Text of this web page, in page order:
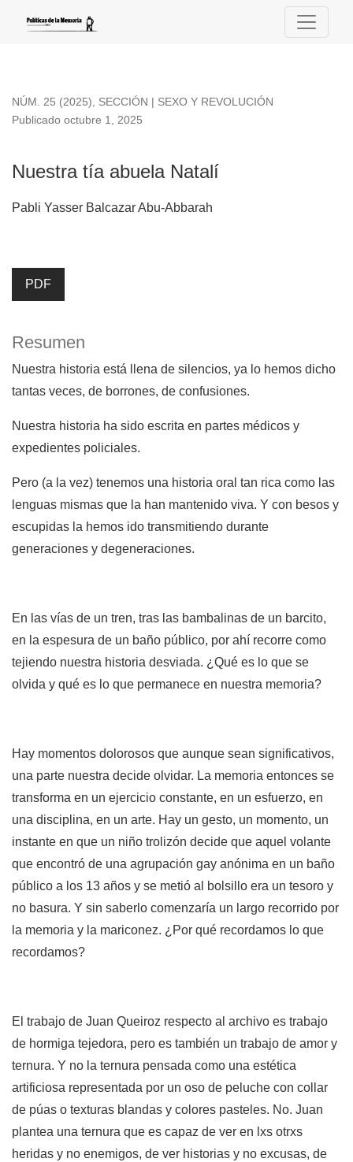
NÚM. 25 (2025), SECCIÓN | SEXO Y REVOLUCIÓN
Nuestra tía abuela Natalí
Publicado octubre 1, 2025
Pabli Yasser Balcazar Abu-Abbarah
PDF
Resumen
Nuestra historia está llena de silencios, ya lo hemos dicho
tantas veces, de borrones, de confusiones.
Nuestra historia ha sido escrita en partes médicos y
expedientes policiales.
Pero (a la vez) tenemos una historia oral tan rica como las
lenguas mismas que la han mantenido viva. Y con besos y
escupidas la hemos ido transmitiendo durante
generaciones y degeneraciones.
En las vías de un tren, tras las bambalinas de un barcito,
en la espesura de un baño público, por ahí recorre como
tejiendo nuestra historia desviada. ¿Qué es lo que se
olvida y qué es lo que permanece en nuestra memoria?
Hay momentos dolorosos que aunque sean significativos,
una parte nuestra decide olvidar. La memoria entonces se
transforma en un ejercicio constante, en un esfuerzo, en
una disciplina, en un arte. Hay un gesto, un momento, un
instante en que un niño trolizón decide que aquel volante
que encontró de una agrupación gay anónima en un baño
público a los 13 años y se metió al bolsillo era un tesoro y
no basura. Y sin saberlo comenzaría un largo recorrido por
la memoria y la mariconez. ¿Por qué recordamos lo que
recordamos?
El trabajo de Juan Queiroz respecto al archivo es trabajo
de hormiga tejedora, pero es también un trabajo de amor y
ternura. Y no la ternura pensada como una estética
artificiosa representada por un oso de peluche con collar
de púas o texturas blandas y colores pasteles. No. Juan
plantea una ternura que es capaz de ver en lxs otrxs
heridas y no enemigos, de ver historias y no excusas, de